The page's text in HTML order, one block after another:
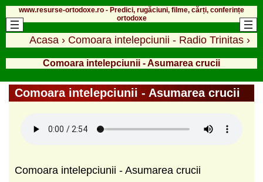
www.resurse-ortodoxe.ro - Predici, rugăciuni, filme, cărți, conferințe
ortodoxe
Acasa › Comoara intelepciunii - Radio Trinitas ›
Comoara intelepciunii - Asumarea crucii
Comoara intelepciunii - Asumarea crucii
Comoara intelepciunii - Asumarea crucii